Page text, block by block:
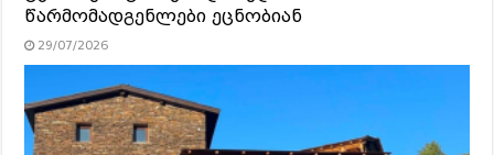
წარმომადგენლები ეცნობიან
29/07/2026